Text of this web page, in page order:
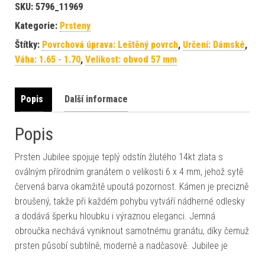
SKU: 5796_11969
Kategorie: Prsteny
Štítky: Povrchová úprava: Leštěný povrch, Určení: Dámské,
Váha: 1.65 - 1.70, Velikost: obvod 57 mm
Popis Další informace
Popis
Prsten Jubilee spojuje teplý odstín žlutého 14kt zlata s
oválným přírodním granátem o velikosti 6 x 4 mm, jehož sytě
červená barva okamžitě upoutá pozornost. Kámen je precizně
broušený, takže při každém pohybu vytváří nádherné odlesky
a dodává šperku hloubku i výraznou eleganci. Jemná
obroučka nechává vyniknout samotnému granátu, díky čemuž
prsten působí subtilně, moderně a nadčasově. Jubilee je